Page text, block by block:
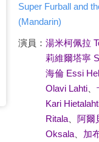
Super Furball and
(Mandarin)
演員： 湯米柯佩拉
莉維爾塔寧
海倫 Essi
Olavi Lahti、
Kari
Ritala、 阿爾
Oksala、 加